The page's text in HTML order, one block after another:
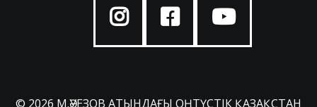
© 2026 М.ӘУЕЗОВ АТЫНДАҒЫ ОҢТҮСТІК ҚАЗАҚСТАН